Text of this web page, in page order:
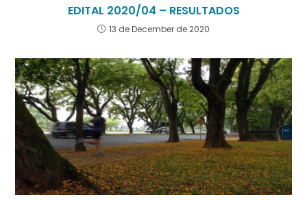
EDITAL 2020/04 – RESULTADOS
13 de December de 2020